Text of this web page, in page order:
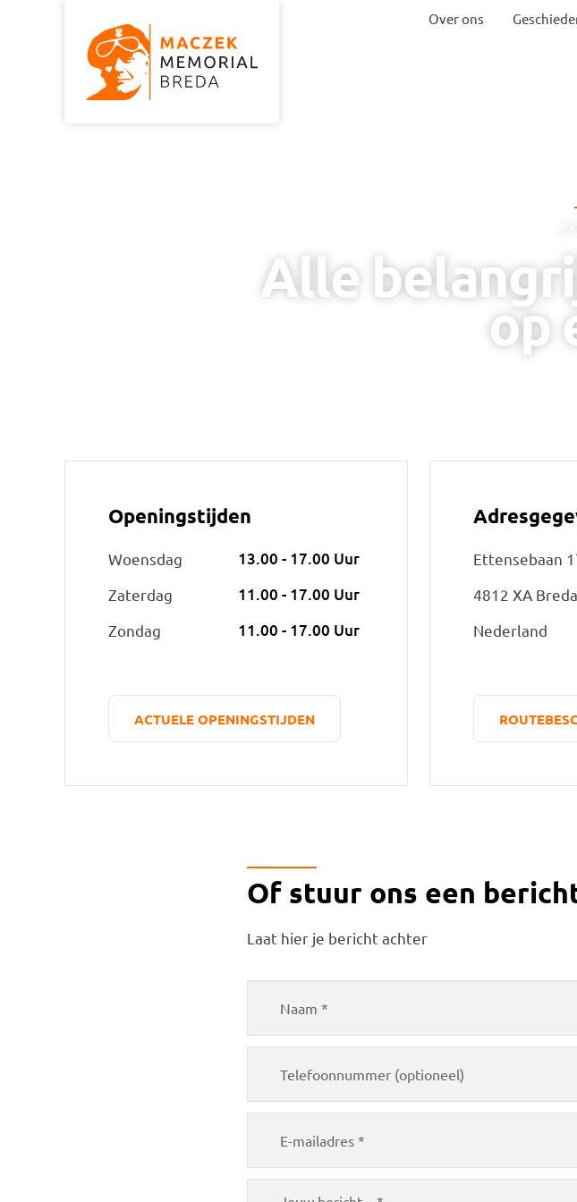
Over ons
Alle
op
Openingstijden
Woensdag 13.00 - 17.00 Uur
Zaterdag 11.00 - 17.00 Uur
Zondag 11.00 - 17.00 Uur
ACTUELE OPENINGSTIJDEN
Ettensebaan
4812 XA Breda
Nederland
Of stuur ons een
Laat hier je bericht achter